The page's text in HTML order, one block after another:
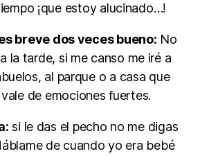
¡que estoy alucinado…!
breve dos veces bueno: No
la tarde, si me canso me iré a
al parque o a casa que
de emociones fuertes.
si le das el pecho no me digas
de cuando yo era bebé